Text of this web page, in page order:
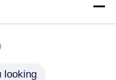
looking